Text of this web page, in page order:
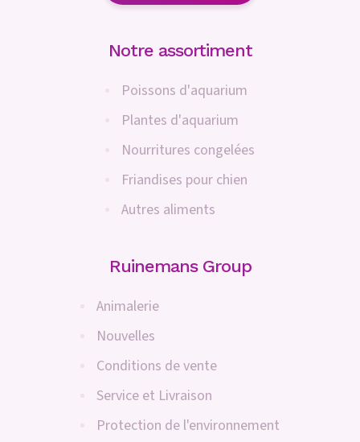
Notre assortiment
Poissons d'aquarium
Plantes d'aquarium
Nourritures congelées
Friandises pour chien
Autres aliments
Ruinemans Group
Animalerie
Nouvelles
Conditions de vente
Service et Livraison
Protection de l'environnement